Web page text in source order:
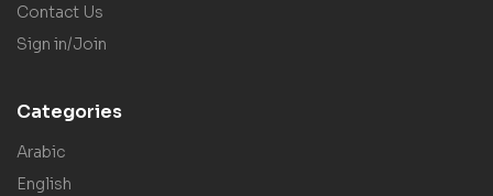
Contact Us
Sign in/Join
Categories
Arabic
English